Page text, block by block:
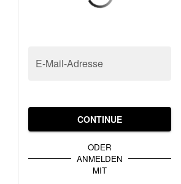
E-Mail-Adresse
CONTINUE
ODER
ANMELDEN
MIT